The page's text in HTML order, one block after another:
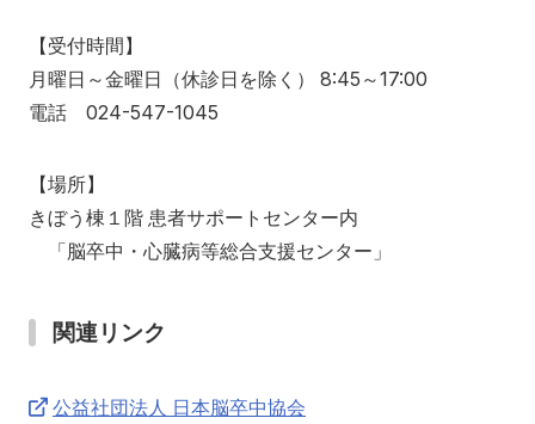
【受付時間】
月曜日～金曜日（休診日を除く） 8:45～17:00
電話 024-547-1045
【場所】
きぼう棟１階 患者サポートセンター内
「脳卒中・心臓病等総合支援センター」
関連リンク
公益社団法人 日本脳卒中協会